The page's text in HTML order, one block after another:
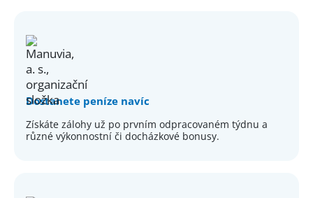
Dostanete peníze navíc
Získáte zálohy už po prvním odpracovaném týdnu a
různé výkonnostní či docházkové bonusy.